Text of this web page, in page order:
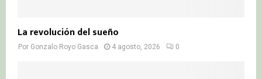
La revolución del sueño
Por Gonzalo Royo Gasca 4 agosto, 2026 0